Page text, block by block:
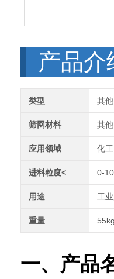
产品介
类型 其他
筛网材料 其他
应用领域 化工
进料粒度< 0-
用途 工
重量
一、产品